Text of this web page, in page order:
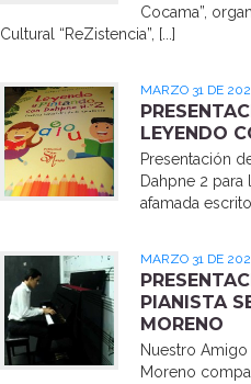
Cocama”,
Cultural “ReZistencia”, [...]
MARZO 31 DE
LEYENDO
Presentación
Dahpne 2 para
afamada
MARZO 31 DE
PIANISTA
MORENO
Nuestro
Moreno